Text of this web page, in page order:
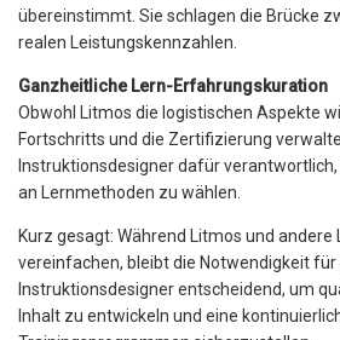
übereinstimmt. Sie schlagen die Brücke
realen Leistungskennzahlen.
Ganzheitliche Lern-Erfahrungskuration
Obwohl Litmos die logistischen Aspekte
Fortschritts und die Zertifizierung
Instruktionsdesigner dafür
an Lernmethoden zu wählen.
Kurz gesagt: Während Litmos und andere
vereinfachen, bleibt die Notwendigkeit
Instruktionsdesigner entscheidend, um
Inhalt zu entwickeln und eine